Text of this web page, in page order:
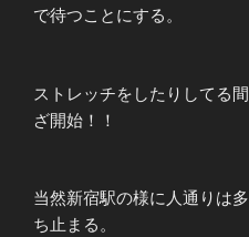
で待つことにする。
ストレッチをしたりしてる
ざ開始！！
当然新宿駅の様に人通りは
ち止まる。